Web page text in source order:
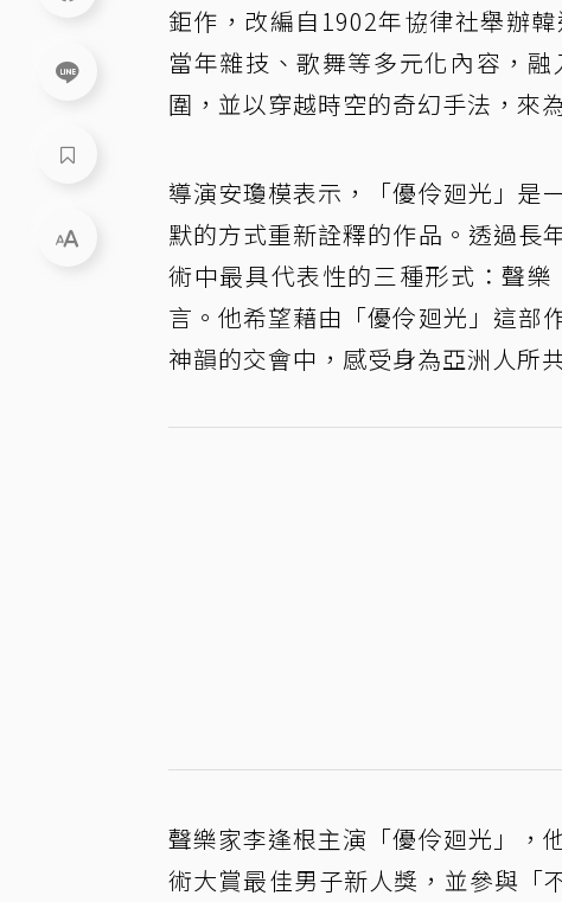
鉅作，改編自1902年協律社舉辦
當年雜技、歌舞等多元化內容，
圍，並以穿越時空的奇幻手法，來
導演安瓊模表示，「優伶廻光」是
默的方式重新詮釋的作品。透過長
術中最具代表性的三種形式：聲
言。他希望藉由「優伶廻光」這部
神韻的交會中，感受身為亞洲人所
聲樂家李逢根主演「優伶廻光」，
術大賞最佳男子新人獎，並參與「